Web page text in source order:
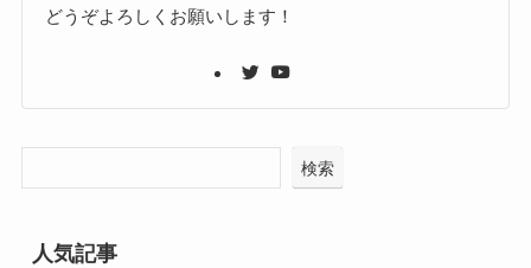
どうぞよろしくお願いします！
検索
人気記事